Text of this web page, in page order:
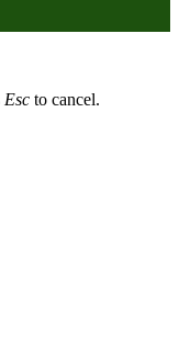
Esc to cancel.